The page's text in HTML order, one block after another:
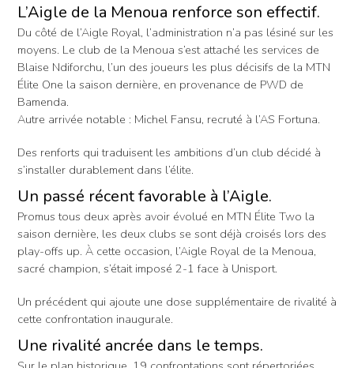
L’Aigle de la Menoua renforce son effectif.
Du côté de l’Aigle Royal, l’administration n’a pas lésiné sur les
moyens. Le club de la Menoua s’est attaché les services de
Blaise Ndiforchu, l’un des joueurs les plus décisifs de la MTN
Élite One la saison dernière, en provenance de PWD de
Bamenda.
Autre arrivée notable : Michel Fansu, recruté à l’AS Fortuna.
Des renforts qui traduisent les ambitions d’un club décidé à
s’installer durablement dans l’élite.
Un passé récent favorable à l’Aigle.
Promus tous deux après avoir évolué en MTN Élite Two la
saison dernière, les deux clubs se sont déjà croisés lors des
play-offs up. À cette occasion, l’Aigle Royal de la Menoua,
sacré champion, s’était imposé 2-1 face à Unisport.
Un précédent qui ajoute une dose supplémentaire de rivalité à
cette confrontation inaugurale.
Une rivalité ancrée dans le temps.